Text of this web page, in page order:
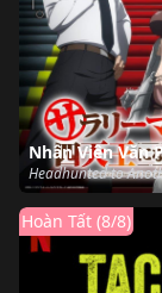
Hoàn Tất (8/8)